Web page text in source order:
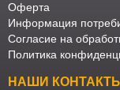
Оферта
Информация
Согласие на
Политика
НАШИ КОНТАКТЫ